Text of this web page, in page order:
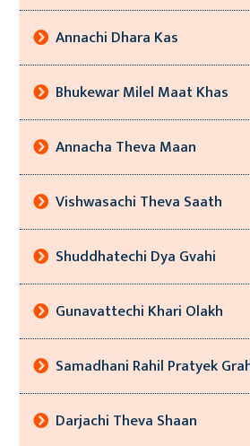
Annachi Dhara Kas
Bhukewar Milel Maat Khas
Annacha Theva Maan
Vishwasachi Theva Saath
Shuddhatechi Dya Gvahi
Gunavattechi Khari Olakh
Samadhani Rahil Pratyek
Darjachi Theva Shaan